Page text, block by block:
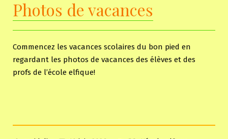
Photos de vacances
Commencez les vacances scolaires du bon pied en
regardant les photos de vacances des élèves et des
profs de l’école elfique!